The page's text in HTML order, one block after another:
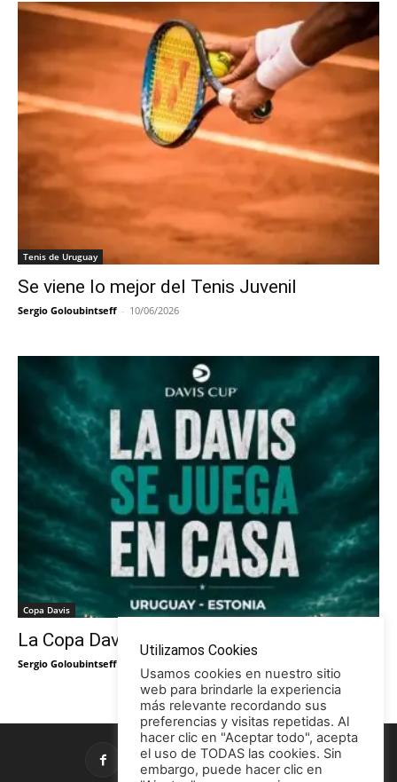
Tenis de Uruguay
Se viene lo mejor del Tenis Juvenil
Sergio Goloubintseff - 10/06/2026
Copa Davis
La Copa Davis vuelve al Círculo
Sergio Goloubintseff
Utilizamos Cookies
Usamos cookies en nuestro sitio
web para brindarle la experiencia
más relevante recordando sus
preferencias y visitas repetidas. Al
hacer clic en "Aceptar todo", acepta
el uso de TODAS las cookies. Sin
embargo, puede hacer clic en